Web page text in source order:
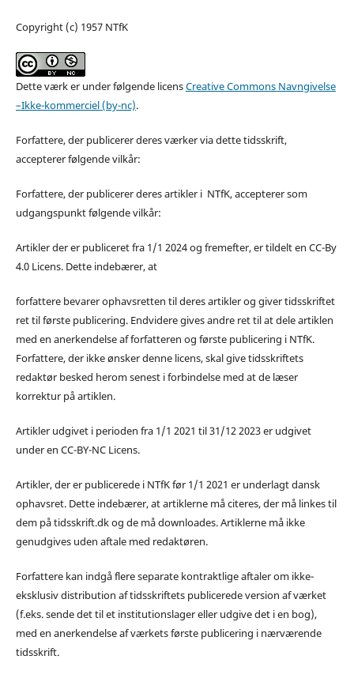
Copyright (c) 1957 NTfK
Dette værk er under følgende licensCreative Commons Navngivelse
–Ikke-kommerciel (by-nc).
Forfattere, der publicerer deres værker via dette tidsskrift,
accepterer følgende vilkår:
Forfattere, der publicerer deres artikler i NTfK, accepterer som
udgangspunkt følgende vilkår:
Artikler der er publiceret fra 1/1 2024 og fremefter, er tildelt en CC-By
4.0 Licens. Dette indebærer, at
forfattere bevarer ophavsretten til deres artikler og giver tidsskriftet
ret til første publicering. Endvidere gives andre ret til at dele artiklen
med en anerkendelse af forfatteren og første publicering i NTfK.
Forfattere, der ikke ønsker denne licens, skal give tidsskriftets
redaktør besked herom senest i forbindelse med at de læser
korrektur på artiklen.
Artikler udgivet i perioden fra 1/1 2021 til 31/12 2023 er udgivet
under en CC-BY-NC Licens.
Artikler, der er publicerede i NTfK før 1/1 2021 er underlagt dansk
ophavsret. Dette indebærer, at artiklerne må citeres, der må linkes til
dem på tidsskrift.dk og de må downloades. Artiklerne må ikke
genudgives uden aftale med redaktøren.
Forfattere kan indgå flere separate kontraktlige aftaler om ikke-
eksklusiv distribution af tidsskriftets publicerede version af værket
(f.eks. sende det til et institutionslager eller udgive det i en bog),
med en anerkendelse af værkets første publicering i nærværende
tidsskrift.